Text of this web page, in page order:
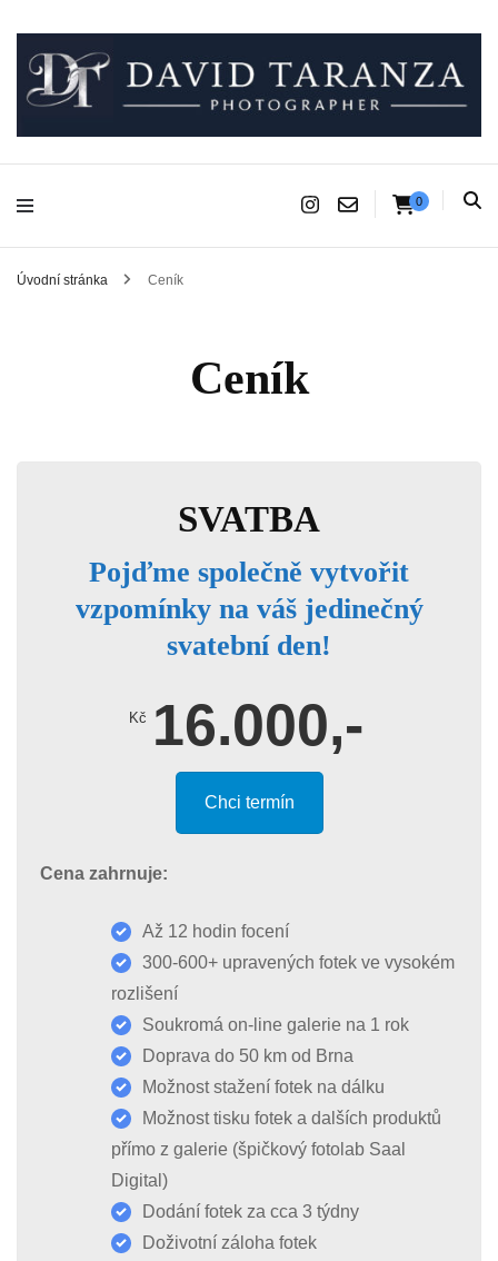
David Taranza
Fotograf pro chvíle, na kterých záleží.
0
Úvodní stránka Ceník
Ceník
SVATBA
Pojďme společně vytvořit
vzpomínky na váš jedinečný
svatební den!
Kč 16.000,-
Chci termín
Cena zahrnuje:
Až 12 hodin focení
300-600+ upravených fotek ve vysokém
rozlišení
Soukromá on-line galerie na 1 rok
Doprava do 50 km od Brna
Možnost stažení fotek na dálku
Možnost tisku fotek a dalších produktů
přímo z galerie (špičkový fotolab Saal
Digital)
Dodání fotek za cca 3 týdny
Doživotní záloha fotek